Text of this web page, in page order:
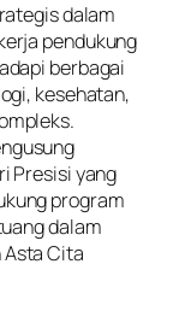
dalam
pendukung
berbagai
kesehatan,
Presisi yang
program
dalam
Asta Cita